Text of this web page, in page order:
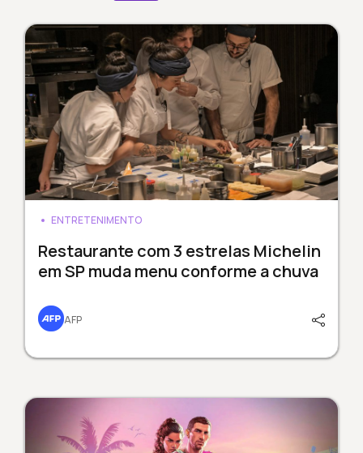
ENTRETENIMENTO
Restaurante com 3 estrelas Michelin
em SP muda menu conforme a chuva
AFP